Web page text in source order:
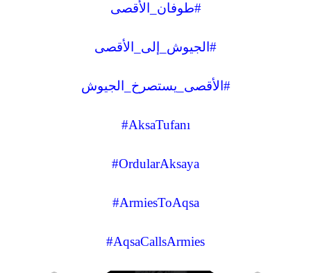
#طوفان_الأقصى
#الجيوش_إلى_الأقصى
#الأقصى_يستصرخ_الجيوش
#AksaTufanı
#OrdularAksaya
#ArmiesToAqsa
#AqsaCallsArmies